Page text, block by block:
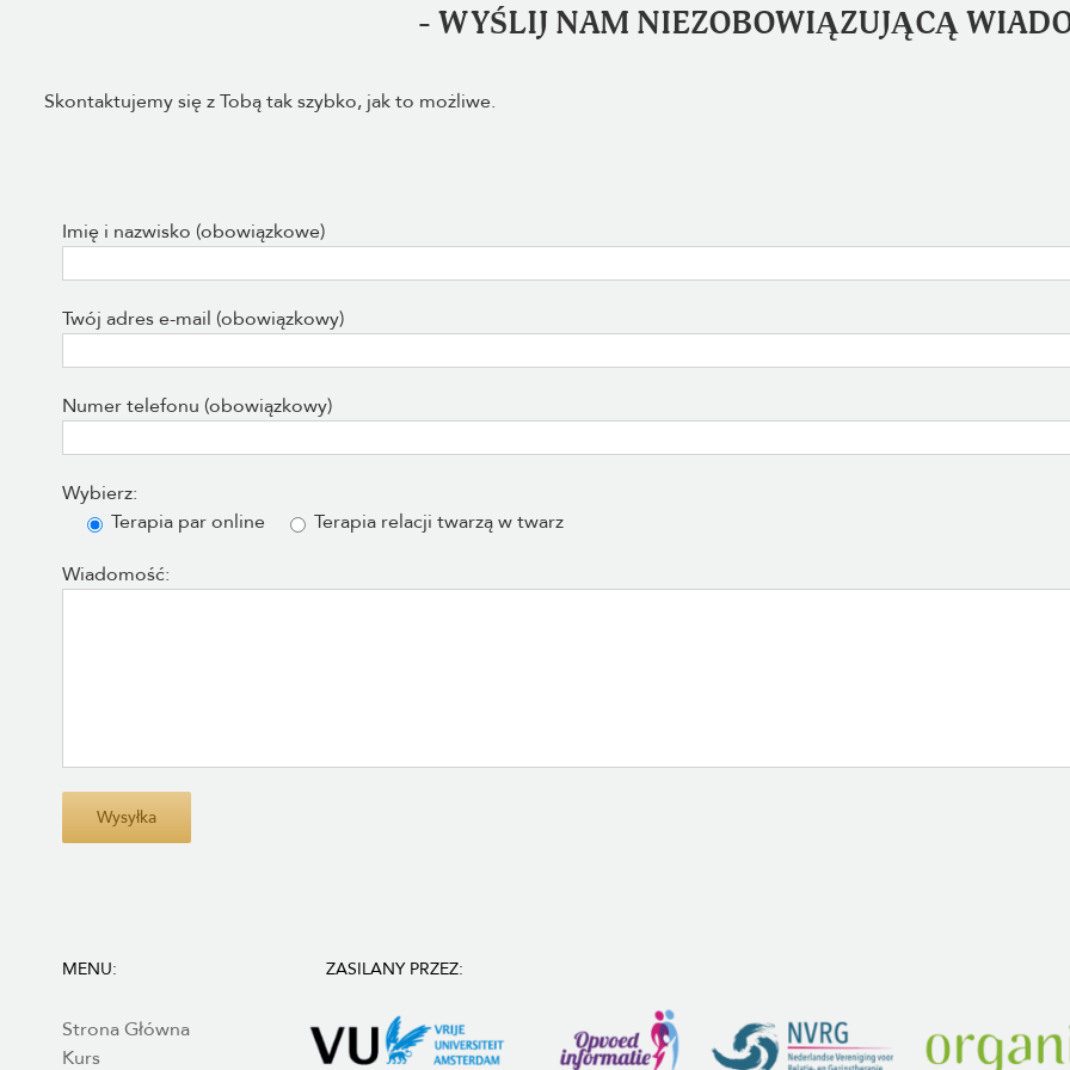
- WYŚLIJ NAM NIEZOBOWIĄZUJĄCĄ
Skontaktujemy się z Tobą tak szybko, jak to możliwe.
Imię i nazwisko (obowiązkowe)
Twój adres e-mail (obowiązkowy)
Numer telefonu (obowiązkowy)
Wybierz:
Terapia par online
Terapia relacji twarzą w twarz
Wiadomość:
To pole należy pozostawić puste.
MENU:
Strona Główna
Kurs
ZASILANY PRZEZ: